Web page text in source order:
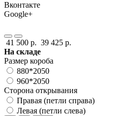
Вконтакте
Google+
41 500 р. 39 425 р.
На складе
Размер короба
880*2050
960*2050
Сторона открывания
Правая (петли справа)
Левая (петли слева)